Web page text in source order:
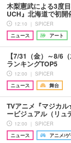
木梨憲武による3度
UCH』北海道で初
12:10 ｜ SPICER
ニュース
アート
【7/31（金）～8/6
ランキングTOP5
12:00 ｜ SPICER
ニュース
舞台
TVアニメ『マジカ
ービジュアル（リュ
12:00 ｜ SPICER
ニュース
アニメ/